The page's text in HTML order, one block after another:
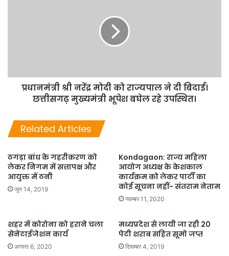
प्रधानमंत्री श्री नरेंद्र मोदी को राज्यपाल ने दी बिदाई।
छत्तीसगढ़ मुख्यमंत्री भूपेश बघेल रहे उपस्थित।
Related Articles
ठगड़ा बांध के गहरीकरण को
लेकर निगम में सत्तापक्ष और
आयुक्त में ठनी
जून 14, 2019
Kondagaon: राज्य महिला
आयोग अध्यक्ष के केशकाल
कार्यक्रम को लेकर पार्टी का
कोई सूचना नहीं- संतराम नेताम
नवम्बर 11, 2020
शहर में कोरोना को हराने चला
सेनेटाईजेशन कार्य
अगस्त 6, 2020
मध्यप्रदेश से लायी जा रही 20
पेटी शराब सहित सूमो जप्त
दिसम्बर 4, 2019